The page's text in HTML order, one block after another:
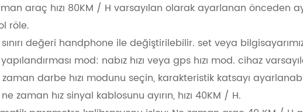
araç hızı 80KM / H varsayılan olarak ayarlanan önceden
röle.
sınırı değeri handphone ile değiştirilebilir. set veya
yapılandırması mod: nabız hızı veya gps hızı mod. cihaz
zaman darbe hızı modunu seçin, karakteristik katsayı
zaman hız sinyal kablosunu ayırın, hızı 40KM / H.